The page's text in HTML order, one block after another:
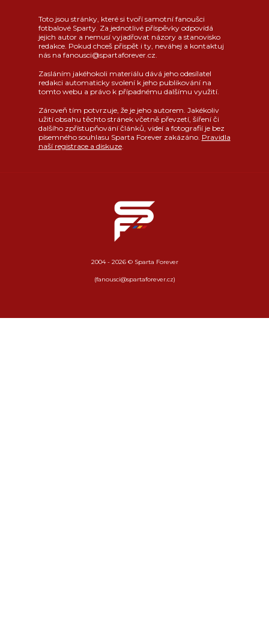
Toto jsou stránky, které si tvoří samotní fanoušci
fotbalové Sparty. Za jednotlivé příspěvky odpovídá
jejich autor a nemusí vyjadřovat názory a stanovisko
redakce. Pokud chceš přispět i ty, neváhej a kontaktuj
nás na fanousci@spartaforever.cz.
Zasláním jakéhokoli materiálu dává jeho odesílatel
redakci automaticky svolení k jeho publikování na
tomto webu a právo k případnému dalšímu využití.
Zároveň tím potvrzuje, že je jeho autorem. Jakékoliv
užití obsahu těchto stránek včetně převzetí, šíření či
dalšího zpřístupňování článků, videí a fotografií je bez
písemného souhlasu Sparta Forever zakázáno. Pravidla
naší registrace a diskuze.
2004 - 2026 © Sparta Forever
(fanousci@spartaforever.cz)